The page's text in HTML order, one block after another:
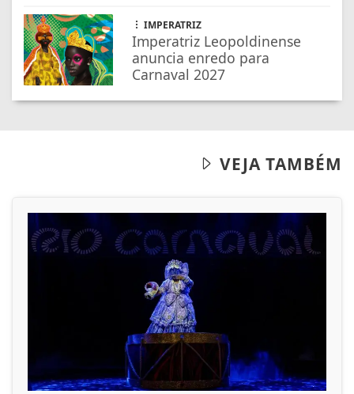
IMPERATRIZ
Imperatriz Leopoldinense
anuncia enredo para
Carnaval 2027
VEJA TAMBÉM